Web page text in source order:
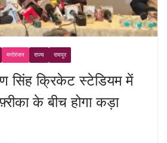
मनोरंजन राज्य रायपुर
सिंह क्रिकेट स्टेडियम में
के बीच होगा कड़ा